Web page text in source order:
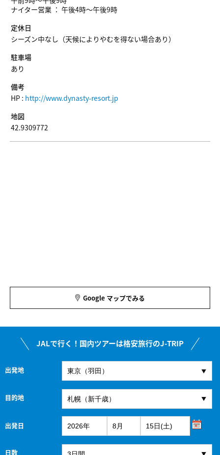
ナイター営業 ： 午後4時～午後9時
定休日
シーズン中なし（天候によりやむを得ない場合あり）
駐車場
あり
備考
HP : http://www.dynasty-resort.jp
地図
42.9309772
Google マップでみる
JALで行く！国内ツアーは格安旅行のJ-TRIP
出発地
目的地
出発日
日数